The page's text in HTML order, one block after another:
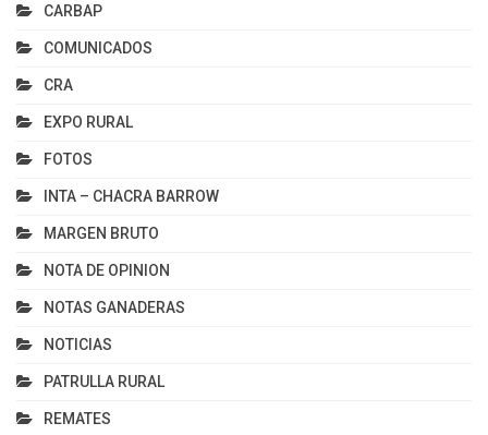
CARBAP
COMUNICADOS
CRA
EXPO RURAL
FOTOS
INTA – CHACRA BARROW
MARGEN BRUTO
NOTA DE OPINION
NOTAS GANADERAS
NOTICIAS
PATRULLA RURAL
REMATES